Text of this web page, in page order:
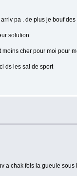
pa . de plus je bouf
solution
cher pour moi pour
ds les sal de sport
a chak fois la gueule